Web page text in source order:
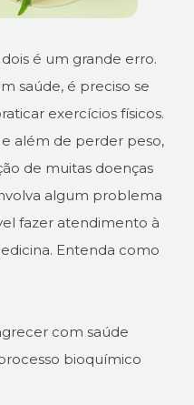
é um grande erro.
saúde, é preciso se
exercícios físicos.
além de perder peso,
de muitas doenças
algum problema
fazer atendimento à
Entenda como
com saúde
bioquímico